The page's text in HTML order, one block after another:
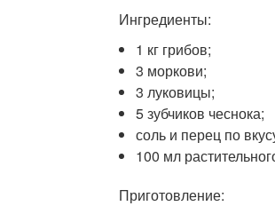
Ингредиенты:
1 кг грибов;
3 моркови;
3 луковицы;
5 зубчиков чеснока;
соль и перец по
100 мл
Приготовление: